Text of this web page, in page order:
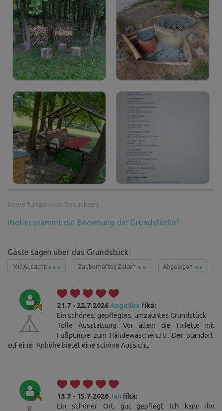
Bewertungen von Besuchern
Woher stammt die Bewertung der Grundstücke?
Gäste sagen über das Grundstück:
Mit Aussicht Zauberhaftes Zelten Abgelegen
21.7 - 22.7.2026Angelika říká:
Ein schönes, gepflegtes, umzäuntes Grundstück.
Tolle Ausstattung. Vor allem die Toilette mit
Fußpumpe zum Händewaschen👍🏻. Der Standort
auf einer Anhöhe bietet eine schöne Aussicht.
13.7 - 15.7.2026Jan říká:
Ein schöner Ort, gut gepflegt. Ich kann ihn